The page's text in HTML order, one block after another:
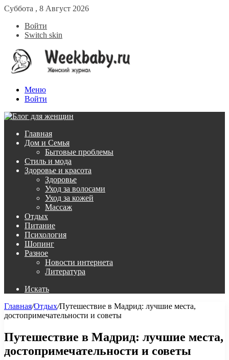
Суббота , 8 Август 2026
Войти
Switch skin
Меню
Войти
Главная
Дом и Семья
Бытовые проблемы
Стиль и мода
Здоровье и красота
Здоровье
Уход за волосами
Уход за кожей
Массаж
Отдых
Питание
Психология
Шопинг
Разное
Новости интернета
Литература
Искать
Главная/Отдых/Путешествие в Мадрид: лучшие места,
достопримечательности и советы
Путешествие в Мадрид: лучшие места,
достопримечательности и советы